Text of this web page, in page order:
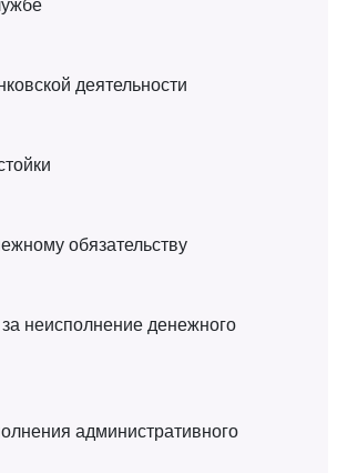
деятельности
обязательству
за неисполнение денежного
административного